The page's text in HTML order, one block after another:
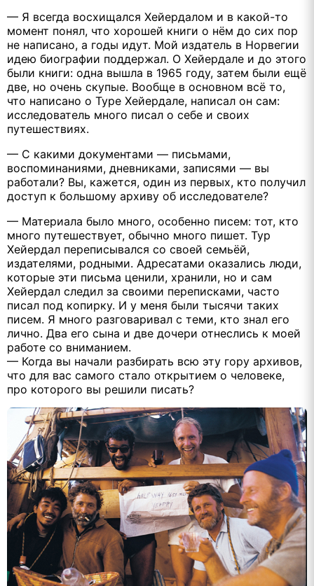
— Я всегда восхищался Хейердалом и в какой-то
момент понял, что хорошей книги о нём до сих пор
не написано, а годы идут. Мой издатель в Норвегии
идею биографии поддержал. О Хейердале и до этого
были книги: одна вышла в 1965 году, затем были ещё
две, но очень скупые. Вообще в основном всё то,
что написано о Туре Хейердале, написал он сам:
исследователь много писал о себе и своих
путешествиях.
— С какими документами — письмами,
воспоминаниями, дневниками, записями — вы
работали? Вы, кажется, один из первых, кто получил
доступ к большому архиву об исследователе?
— Материала было много, особенно писем: тот, кто
много путешествует, обычно много пишет. Тур
Хейердал переписывался со своей семьёй,
издателями, родными. Адресатами оказались люди,
которые эти письма ценили, хранили, но и сам
Хейердал следил за своими переписками, часто
писал под копирку. И у меня были тысячи таких
писем. Я много разговаривал с теми, кто знал его
лично. Два его сына и две дочери отнеслись к моей
работе со вниманием.
— Когда вы начали разбирать всю эту гору архивов,
что для вас самого стало открытием о человеке,
про которого вы решили писать?